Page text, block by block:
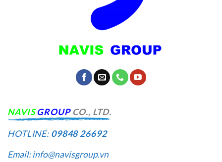
NAVIS GROUP CO., LTD.
HOTLINE:09848 26692
Email: info@navisgroup.vn